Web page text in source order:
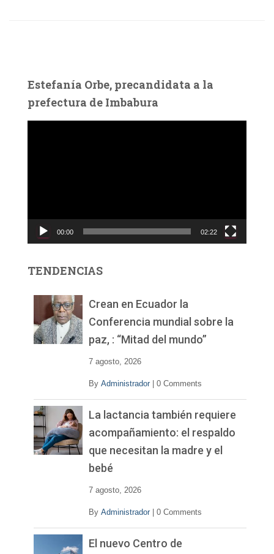
Estefanía Orbe, precandidata a la
prefectura de Imbabura
c
d
00:00 02:22
TENDENCIAS
Crean en Ecuador la
Conferencia mundial sobre la
paz, : “Mitad del mundo”
7 agosto, 2026
By Administrador 0 Comments
La lactancia también requiere
acompañamiento: el respaldo
que necesitan la madre y el
bebé
7 agosto, 2026
By Administrador 0 Comments
El nuevo Centro de